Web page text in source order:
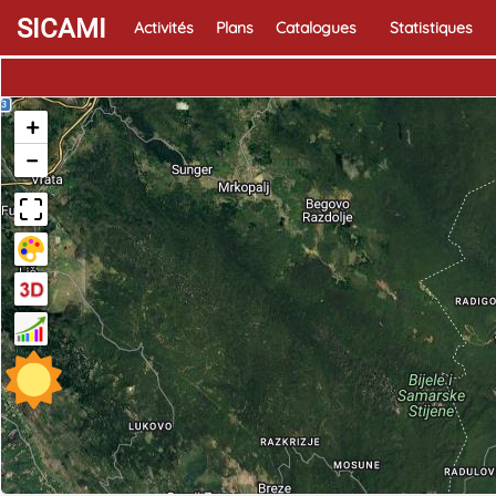
SICAMI Activités Plans Catalogues Statistiques
+
−